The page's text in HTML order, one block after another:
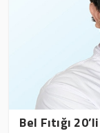
Bel Fıtığı